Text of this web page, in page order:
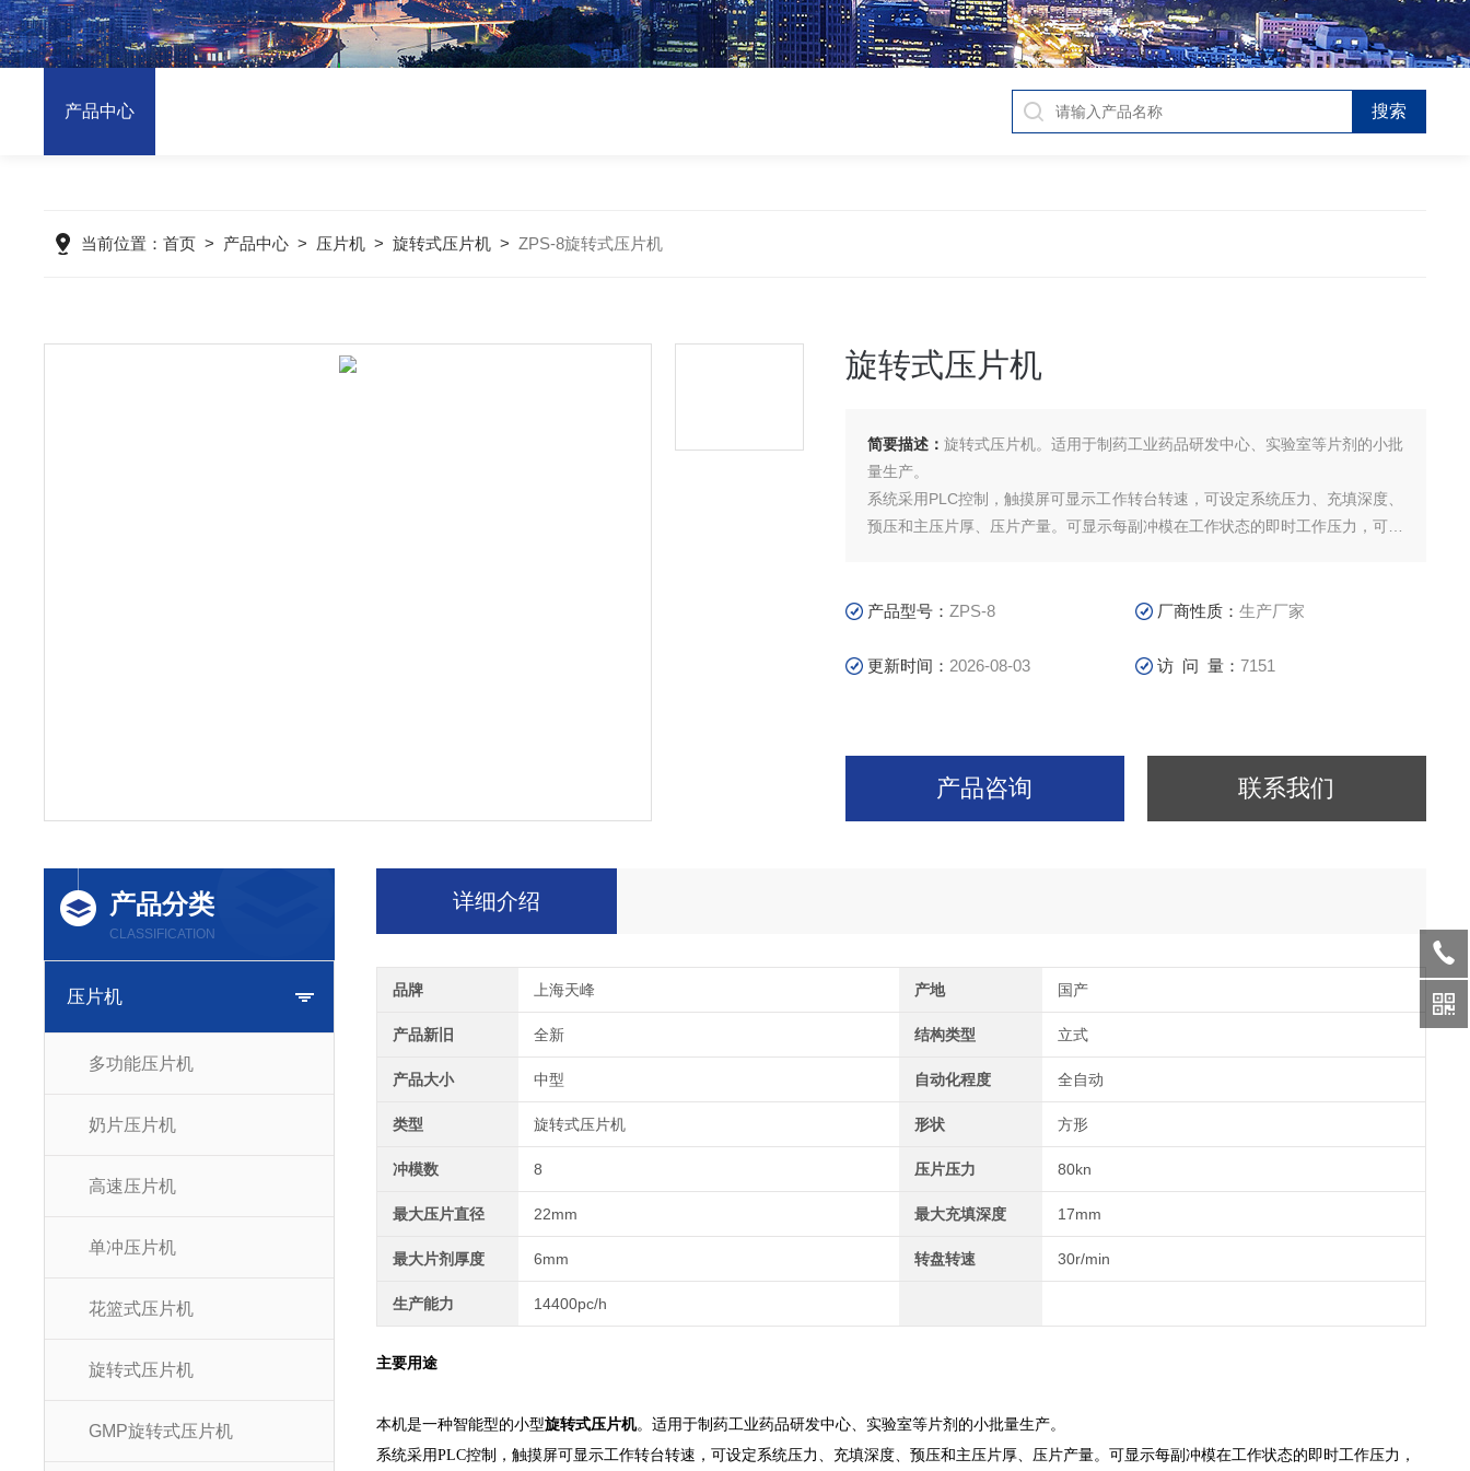
产品中心
当前位置：首页 > 产品中心 > 压片机 >旋转式压片机 >ZPS-8旋转式压片机
旋转式压片机
简要描述：旋转式压片机。适用于制药工业药品研发中心、实验室等片剂的小批
量生产。
系统采用PLC控制，触摸屏可显示工作转台转速，可设定系统压力、充填深度、
预压和主压片厚、压片产量。可显示每副冲模在工作状态的即时工作压力，可设
产品型号：ZPS-8 厂商性质：生产厂家
更新时间： 2026-08-03 访 问 量：7151
产品咨询 联系我们
产品分类
CLASSIFICATION
压片机
多功能压片机
奶片压片机
高速压片机
单冲压片机
花篮式压片机
旋转式压片机
GMP旋转式压片机
详细介绍
品牌 上海天峰 产地 国产
产品新旧 全新 结构类型 立式
产品大小 中型 自动化程度 全自动
类型 旋转式压片机 形状 方形
冲模数 8 压片压力 80kn
最大压片直径 22mm 最大充填深度 17mm
最大片剂厚度 6mm 转盘转速 30r/min
生产能力 14400pc/h
主要用途
本机是一种智能型的小型旋转式压片机。适用于制药工业药品研发中心、实验室等片剂的小批量生产。
系统采用PLC控制，触摸屏可显示工作转台转速，可设定系统压力、充填深度、预压和主压片厚、压片产量。可显示每副冲模在工作状态的即时工作压力，